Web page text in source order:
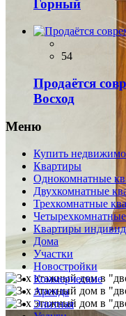
Горный
54
Продаётся
Восход
Меню
Купить
Квартиры
Однокомнатные
Двухкомнатные
Трехкомнатные
Квартиры
Дома
Участки
Новостройки
Коммерческие
Аренда
Элитная